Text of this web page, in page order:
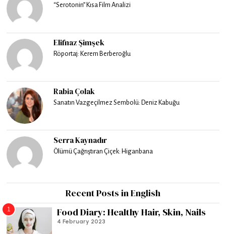
“Serotonin” Kısa Film Analizi
Elifnaz Şimşek
Röportaj: Kerem Berberoğlu
Rabia Çolak
Sanatın Vazgeçilmez Sembolü: Deniz Kabuğu
Serra Kaynadır
Ölümü Çağrıştıran Çiçek: Higanbana
Recent Posts in English
1 Food Diary: Healthy Hair, Skin, Nails
4 February 2023